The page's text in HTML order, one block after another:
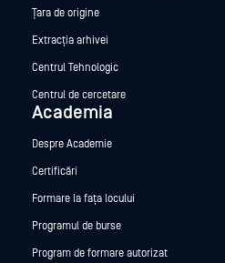
Țara de origine
Extracția arhivei
Centrul Tehnologic
Centrul de cercetare
Academia
Despre Academie
Certificări
Formare la fața locului
Programul de burse
Program de formare autorizat